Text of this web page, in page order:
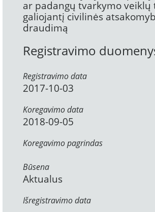
ar padangų tvarkymo
galiojantį civilinės
draudimą
Registravimo
Registravimo data
2017-10-03
Koregavimo data
2018-09-05
Koregavimo pagrindas
Būsena
Aktualus
Išregistravimo data